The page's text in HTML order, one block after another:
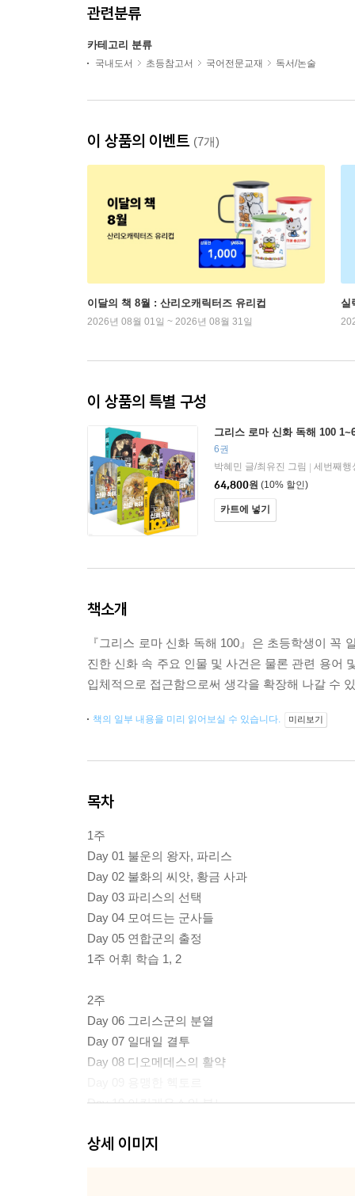
관련분류
카테고리 분류
국내도서 초등참고서 국어전문교재 독서/논술
이 상품의 이벤트 (7개)
이달의 책 8월 : 산리오캐릭터즈 유리컵
2026년 08월 01일 ~ 2026년 08월 31일
실
이 상품의 특별 구성
그리스 로마 신화 독해 100
6권
박혜민 글/최유진 그림
세번째행
64,800원 (10% 할인)
카트에 넣기
책소개
『그리스 로마 신화 독해 100』은 초등학생이 꼭
진한 신화 속 주요 인물 및 사건은 물론 관련 용어
입체적으로 접근함으로써 생각을 확장해 나갈 수
책의 일부 내용을 미리 읽어보실 수 있습니다. 미리보기
목차
1주
Day 01 불운의 왕자, 파리스
Day 02 불화의 씨앗, 황금 사과
Day 03 파리스의 선택
Day 04 모여드는 군사들
Day 05 연합군의 출정
1주 어휘 학습 1, 2
2주
Day 06 그리스군의 분열
Day 07 일대일 결투
Day 08 디오메데스의 활약
Day 10 아킬레우스의 분노
상세 이미지